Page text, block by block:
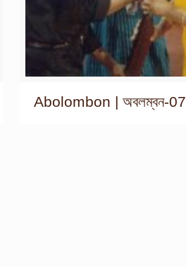
Abolombon | অবলম্বন-07